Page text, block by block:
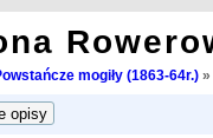
mogiły (1863-64r.)»